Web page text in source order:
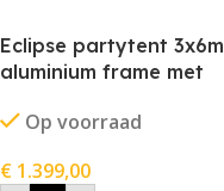
Eclipse partytent 3x6m
aluminium frame met
Op voorraad
€ 1.399,00